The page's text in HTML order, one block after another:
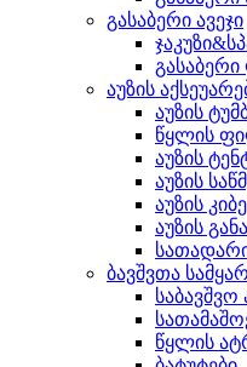
გასაბერი ავეჯი
გასაბერი
აუზის
აუზის
წყლის
აუზის
აუზის
აუზის კიბე
აუზის
ბავშვთა
საბავშვო
წყლის